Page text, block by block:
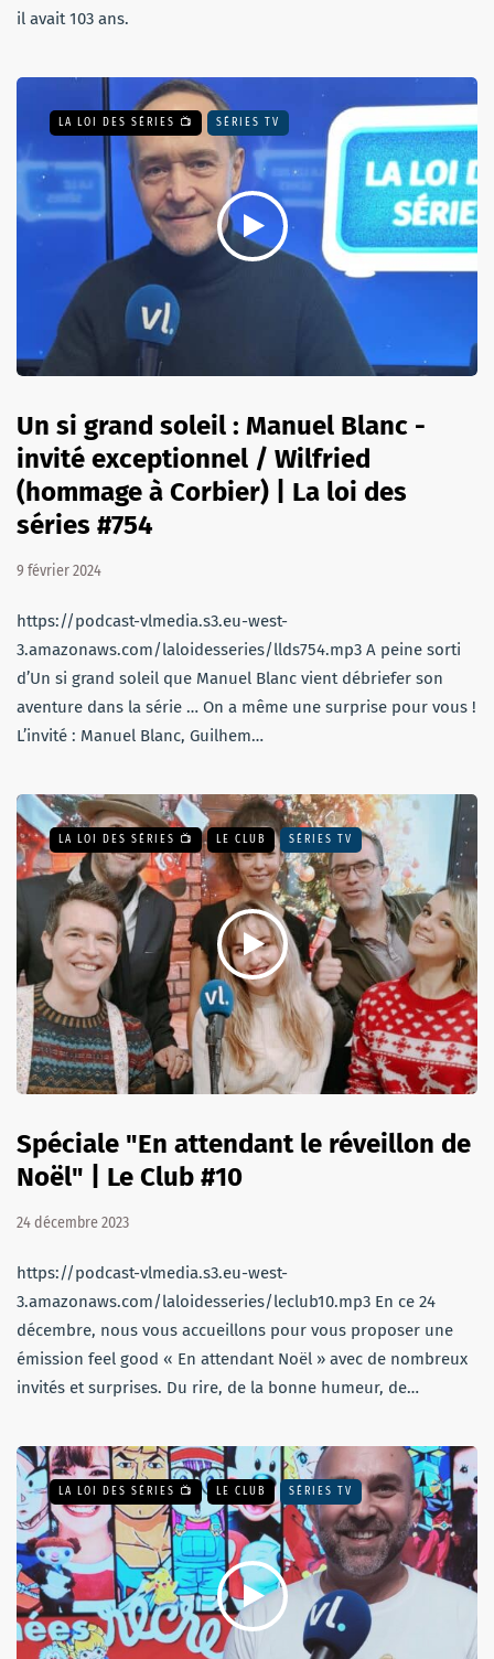
il avait 103 ans.
LA LOI DES SÉRIES 📺 SÉRIES TV
Un si grand soleil : Manuel Blanc -
invité exceptionnel / Wilfried
(hommage à Corbier) | La loi des
séries #754
9 février 2024
https://podcast-vlmedia.s3.eu-west-
3.amazonaws.com/laloidesseries/llds754.mp3 A peine sorti
d’Un si grand soleil que Manuel Blanc vient débriefer son
aventure dans la série … On a même une surprise pour vous !
L’invité : Manuel Blanc, Guilhem…
LA LOI DES SÉRIES 📺 LE CLUB SÉRIES TV
Spéciale "En attendant le réveillon de
Noël" | Le Club #10
24 décembre 2023
https://podcast-vlmedia.s3.eu-west-
3.amazonaws.com/laloidesseries/leclub10.mp3 En ce 24
décembre, nous vous accueillons pour vous proposer une
émission feel good « En attendant Noël » avec de nombreux
invités et surprises. Du rire, de la bonne humeur, de…
LA LOI DES SÉRIES 📺 LE CLUB SÉRIES TV